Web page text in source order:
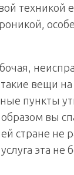
техникой
вещи на
пункты
вы
стране не
эта не